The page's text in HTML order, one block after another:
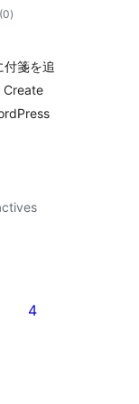
(0puntuacions
totals
)
付箋を追
Create
4